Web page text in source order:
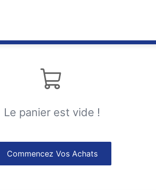
Le panier est vide !
Commencez Vos Achats